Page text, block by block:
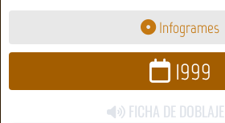
Infogrames
1999
FICHA DE DOBLAJE